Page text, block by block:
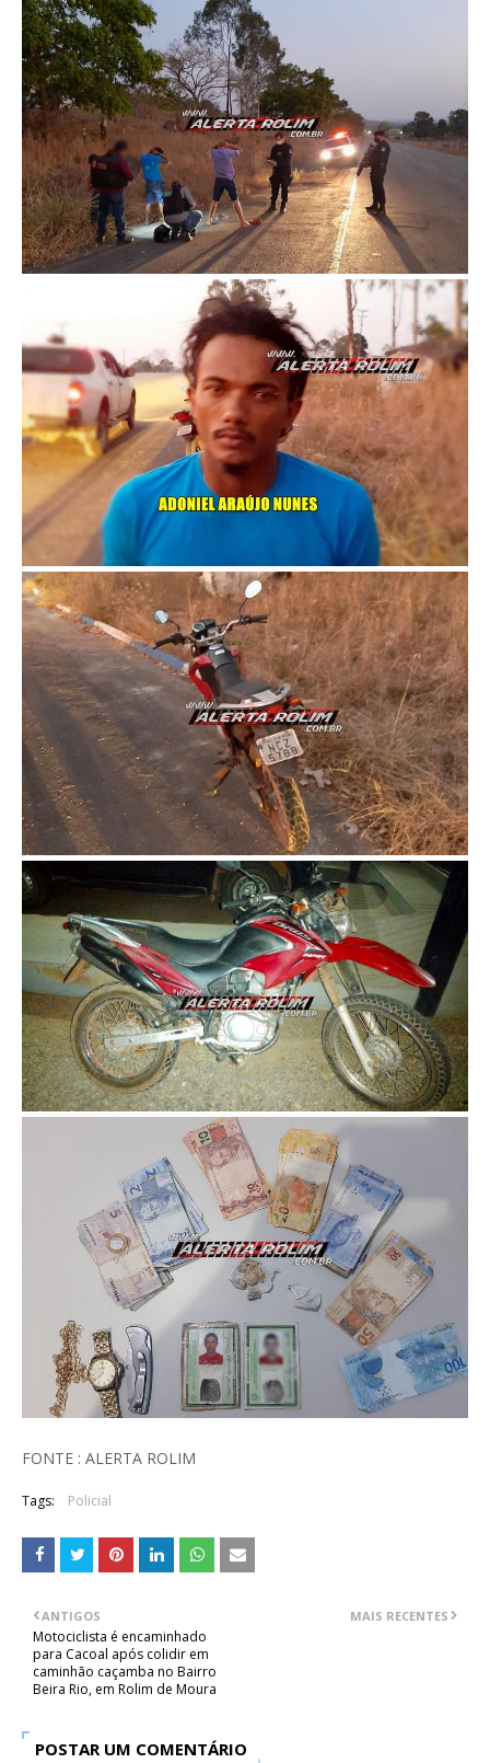
FONTE : ALERTA ROLIM
Tags: Policial
MAIS RECENTES
ANTIGOS
Motociclista é encaminhado
para Cacoal após colidir em
caminhão caçamba no Bairro
Beira Rio, em Rolim de Moura
POSTAR UM COMENTÁRIO